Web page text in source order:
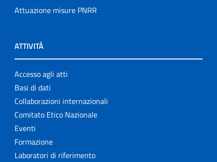
Attuazione misure PNRR
ATTIVITÀ
Accesso agli atti
Basi di dati
Collaborazioni internazionali
Comitato Etico Nazionale
Eventi
Formazione
Laboratori di riferimento